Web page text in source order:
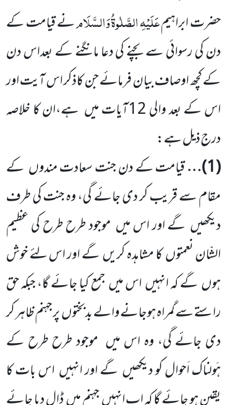
حضرت ابراہیمعَلَیْہِالصَّلٰوۃُوَالسَّلَامنے قیامت کے
دن کی رسوائی سےبچنے کی دعا مانگنے کے بعداس دن
کے کچھ اوصاف بیان فرمائے جن کاذکر اس آیت اور
اس کے بعد والی12آیاتمیں ہے،ان کا خلاصہ
درج ذیل ہے:
(
1
)…قیامت کے دن جنت سعادت مندوں کے
مقام سے قریب کر دی جائے گی، وہ جنت کی طرف
دیکھیں گے اور اس میں موجود طرح طرح کی عظیم
الشّان نعمتوںکا مشاہدہ کریںگے اور اس لئے خوش
ہوںگے کہ انہیںاس میںجمع کیا جائے گا، جبکہ حق
راستے سے گمراہ ہوجانے والے بدبختوںپر جہنم ظاہر کر
دی جائے گی، وہ اس میں موجود طرح طرح کے
ہَولناک اَحوال کو دیکھیں گے اور انہیںاس بات کا